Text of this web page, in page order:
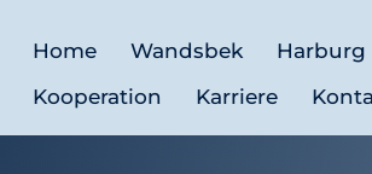
Home Wandsbek Harburg
Kooperation
Karriere